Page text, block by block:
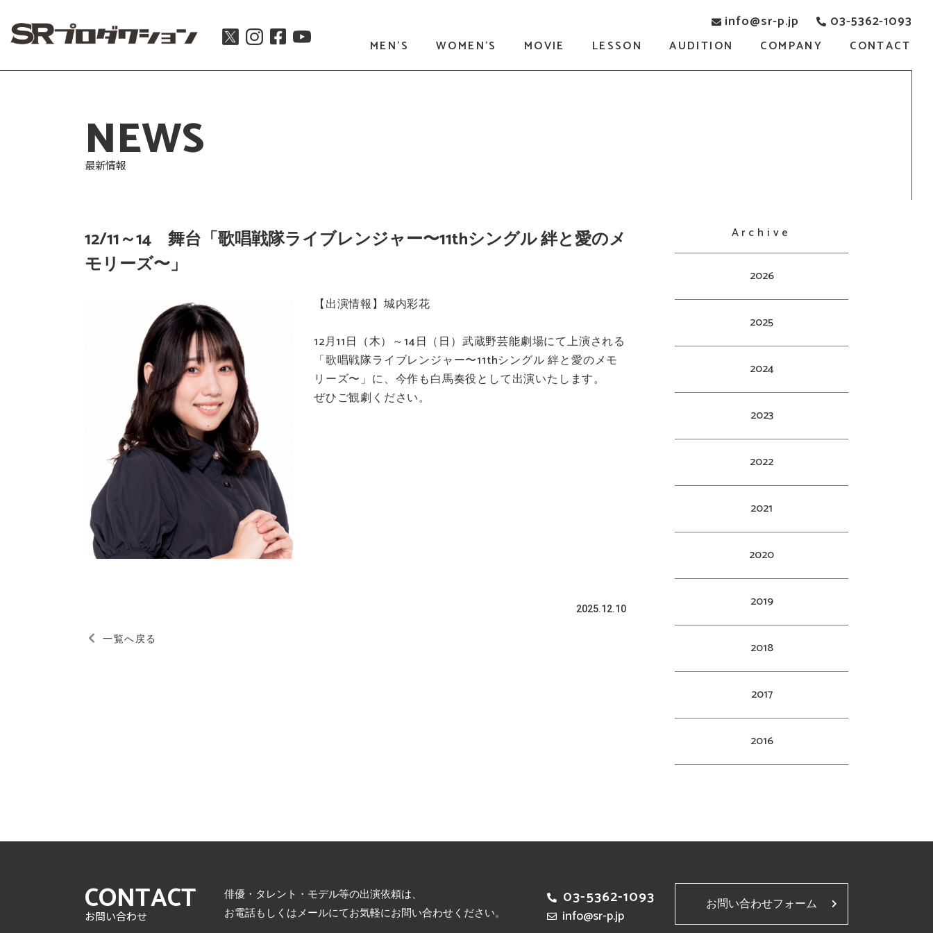
info@sr-p.jp 03-5362-1093
MEN'S WOMEN'S MOVIE LESSON AUDITION COMPANY CONTACT
NEWS
最新情報
12/11～14 舞台「歌唱戦隊ライブレンジャー〜11thシングル 絆と愛のメ
モリーズ〜」
【出演情報】城内彩花
12月11日（木）～14日（日）武蔵野芸能劇場にて上演される
「歌唱戦隊ライブレンジャー〜11thシングル 絆と愛のメモ
リーズ〜」に、今作も白馬奏役として出演いたします。
ぜひご観劇ください。
2025.12.10
一覧へ戻る
Archive
2026
2025
2024
2023
2022
2021
2020
2019
2018
2017
2016
CONTACT
お問い合わせ
俳優・タレント・モデル等の出演依頼は、
お電話もしくはメールにてお気軽にお問い合わせください。
03-5362-1093
info@sr-p.jp
お問い合わせフォーム